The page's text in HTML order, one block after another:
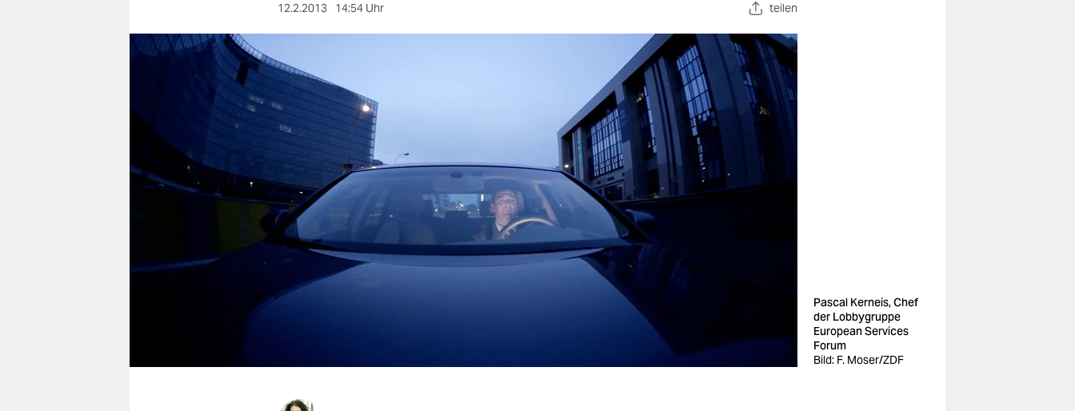
berlin
verlag
verlag
fragen & hilfe
genossenschaft
12.2.2013 14:54 Uhr teilen
Pascal Kerneis, Chef
der Lobbygruppe
European Services
Forum
Bild: F. Moser/ZDF